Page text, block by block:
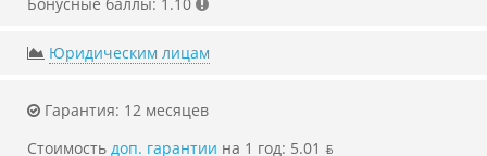
Юридическим лицам
Гарантия: 12 месяцев
Стоимость доп. гарантии на 1 год: 5.01 ƃ